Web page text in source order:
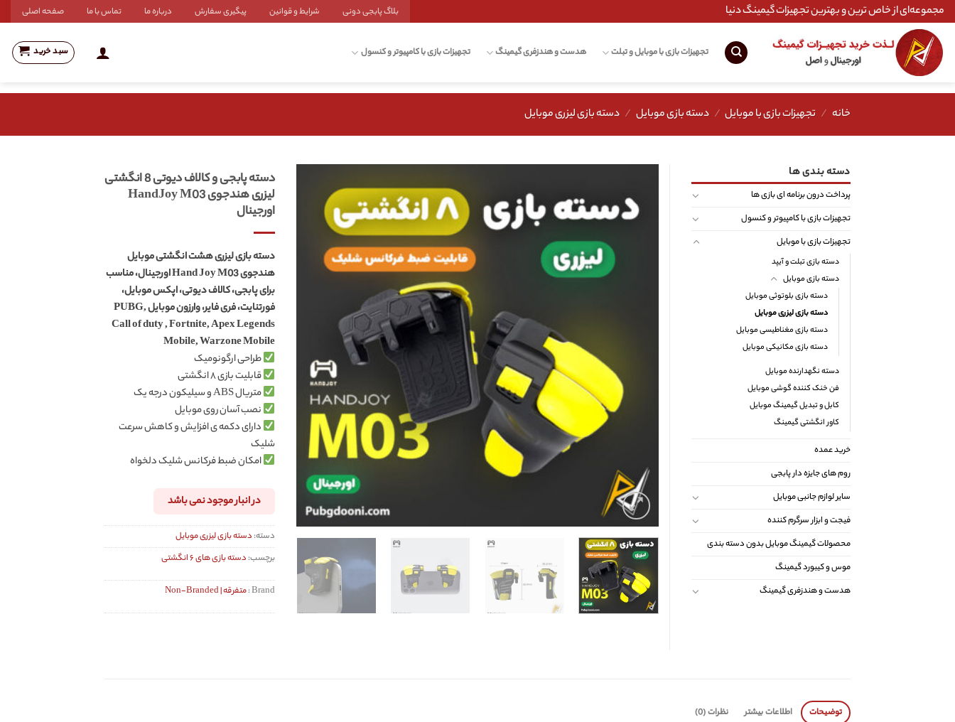
Skip
to
content
مجموعه‌ای از خاص ترین و بهترین تجهیزات گیمینگ دنیا بلاگ پابجی دونی شرایط و قوانین پیگیری سفارش درباره ما تماس با ما صفحه اصلی
تجهیزات بازی با موبایل و تبلت هدست و هندزفری گیمینگ تجهیزات بازی با کامپیوتر و کنسول سبد خرید
خانه / تجهیزات بازی با موبایل / دسته بازی موبایل / دسته بازی لیزری موبایل
دسته پابجی و کالاف دیوتی 8 انگشتی
لیزری هندجوی HandJoy M03
اورجینال
دسته بازی لیزری هشت انگشتی موبایل
هندجوی Hand Joy M03 اورجینال، مناسب
برای پابجی، کالاف دیوتی، اپکس موبایل،
فورتنایت، فری فایر، وارزون موبایل PUBG,
Call of duty , Fortnite, Apex Legends
Mobile, Warzone Mobile
طراحی ارگونومیک
قابلیت بازی ۸ انگشتی
متریال ABS و سیلیکون درجه یک
نصب آسان روی موبایل
دارای دکمه ی افزایش و کاهش سرعت
شلیک
امکان ضبط فرکانس شلیک دلخواه
در انبار موجود نمی باشد
دسته: دسته بازی لیزری موبایل
برچسب: دسته بازی های ۶ انگشتی
Brand : متفرقه | Non-Branded
دسته بندی ها
پرداخت درون برنامه ای بازی ها
تجهیزات بازی با کامپیوتر و کنسول
تجهیزات بازی با موبایل
دسته بازی تبلت و آیپد
دسته بازی موبایل
دسته بازی بلوتوثی موبایل
دسته بازی لیزری موبایل
دسته بازی مغناطیسی موبایل
دسته بازی مکانیکی موبایل
دسته نگهدارنده موبایل
فن خنک کننده گوشی موبایل
کابل و تبدیل گیمینگ موبایل
کاور انگشتی گیمینگ
خرید عمده
روم های جایزه دار پابجی
سایر لوازم جانبی موبایل
فیجت و ابزار سرگرم کننده
محصولات گیمینگ موبایل بدون دسته بندی
موس و کیبورد گیمینگ
هدست و هندزفری گیمینگ
توضیحات اطلاعات بیشتر نظرات (0)